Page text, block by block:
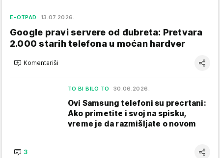
E-OTPAD 13.07.2026.
Google pravi servere od đubreta: Pretvara
2.000 starih telefona u moćan hardver
Komentariši
TO BI BILO TO 30.06.2026.
Ovi Samsung telefoni su precrtani:
Ako primetite i svoj na spisku,
vreme je da razmišljate o novom
3